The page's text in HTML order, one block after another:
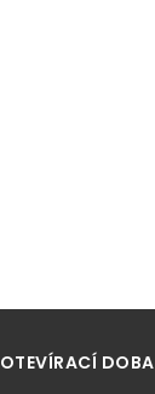
OTEVÍRACÍ DOBA